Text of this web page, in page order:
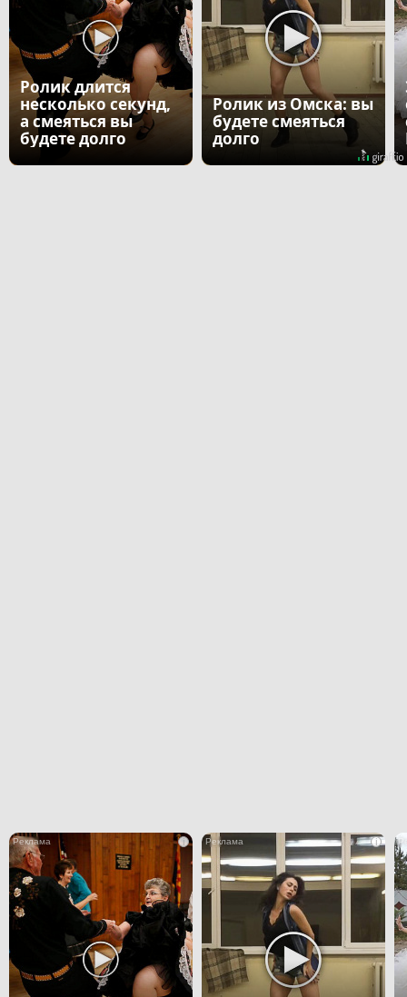
Ролик длится
несколько секунд,
а смеяться вы
будете долго
Ролик из Омска: вы
будете смеяться
долго
i i